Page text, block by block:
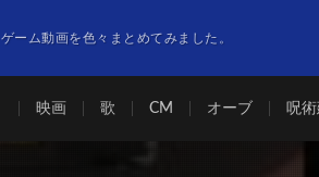
ゲーム動画を色々まとめてみました。
映画 歌 CM オーブ 呪